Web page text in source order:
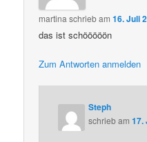
martina schriebam16. Juli
das ist schööööön
Zum Antworten anmelden
Steph
schriebam17.